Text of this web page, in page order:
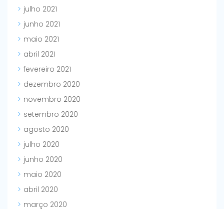
julho 2021
junho 2021
maio 2021
abril 2021
fevereiro 2021
dezembro 2020
novembro 2020
setembro 2020
agosto 2020
julho 2020
junho 2020
maio 2020
abril 2020
março 2020